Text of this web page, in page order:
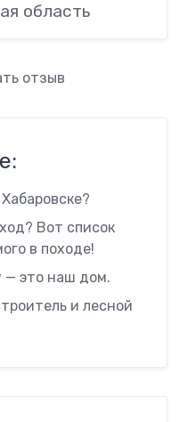
область
отзыв
Вот список
в походе!
— это наш дом.
и лесной